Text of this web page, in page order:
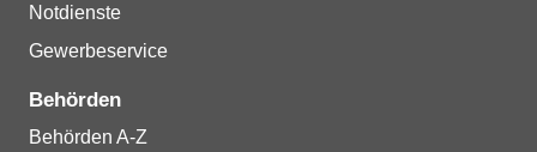
Notdienste
Gewerbeservice
Behörden
Behörden A-Z